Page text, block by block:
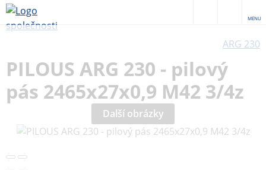
MENU
ARG 230
PILOUS ARG 230 - pilový
pás 2465x27x0,9 M42 3/4z
Další obrázky